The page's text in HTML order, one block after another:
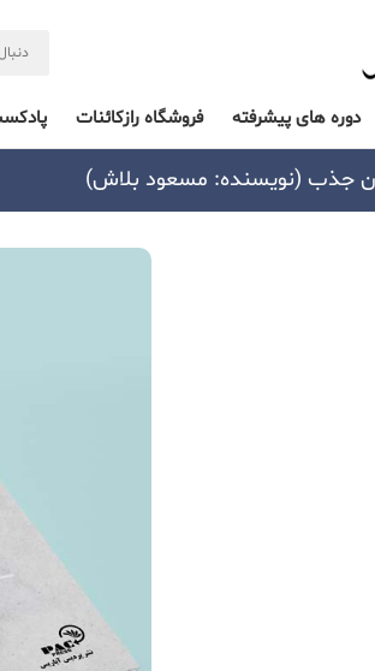
دوره های پیشرفته فروشگاه رازکائنات
جذب (نویسنده: مسعود بلاش)